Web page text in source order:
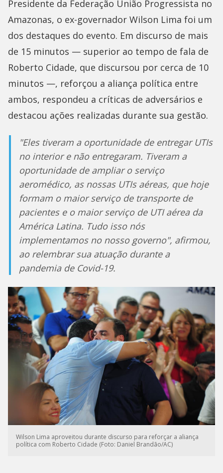
Presidente da Federação União Progressista no
Amazonas, o ex-governador Wilson Lima foi um
dos destaques do evento. Em discurso de mais
de 15 minutos — superior ao tempo de fala de
Roberto Cidade, que discursou por cerca de 10
minutos —, reforçou a aliança política entre
ambos, respondeu a críticas de adversários e
destacou ações realizadas durante sua gestão.
"Eles tiveram a oportunidade de entregar UTIs
no interior e não entregaram. Tiveram a
oportunidade de ampliar o serviço
aeromédico, as nossas UTIs aéreas, que hoje
formam o maior serviço de transporte de
pacientes e o maior serviço de UTI aérea da
América Latina. Tudo isso nós
implementamos no nosso governo", afirmou,
ao relembrar sua atuação durante a
pandemia de Covid-19.
Wilson Lima aproveitou durante discurso para reforçar a aliança
política com Roberto Cidade (Foto: Daniel Brandão/AC)